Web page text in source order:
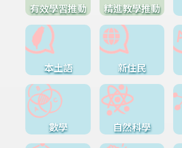
有效學習推動 精進教學推動
本土語 新住民
數學 自然科學